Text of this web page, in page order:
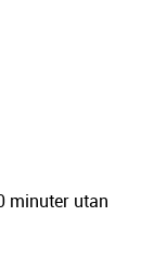
minuter utan